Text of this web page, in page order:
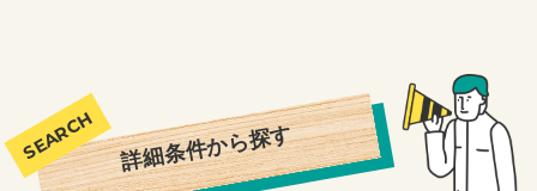
詳細条件から探す